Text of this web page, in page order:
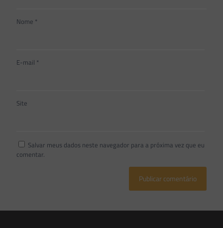
Nome *
E-mail *
Site
Salvar meus dados neste navegador para a próxima vez que eu
comentar.